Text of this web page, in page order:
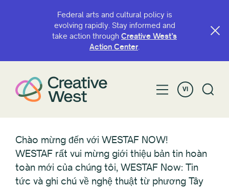
Federal arts and cultural policy is
evolving rapidly. Stay informed and
take action through Creative West’s
Action Center.
VI
Chào mừng đến với WESTAF NOW!
WESTAF rất vui mừng giới thiệu bản tin hoàn
toàn mới của chúng tôi, WESTAF Now: Tin
tức và ghi chú về nghệ thuật từ phương Tây